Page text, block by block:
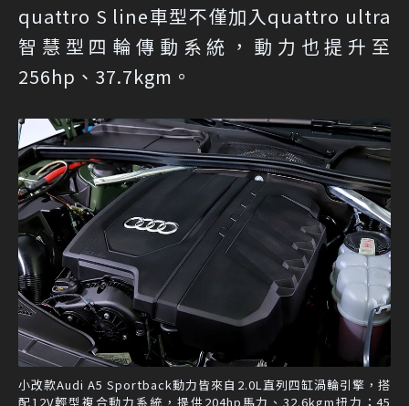
quattro S line車型不僅加入quattro ultra
智慧型四輪傳動系統，動力也提升至
256hp、37.7kgm。
小改款Audi A5 Sportback動力皆來自2.0L直列四缸渦輪引擎，搭
配12V輕型複合動力系統，提供204hp馬力、32.6kgm扭力；45